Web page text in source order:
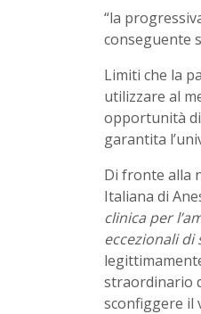
“la
conseguente
Limiti che la
utilizzare al
opportunità di
garantita
Di fronte alla
Italiana di
clinica per
eccezionali
straordinario
sconfiggere il